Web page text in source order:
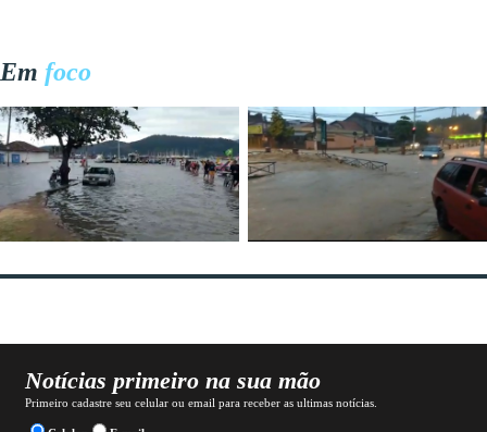
Em foco
Notícias primeiro na sua mão
Primeiro cadastre seu celular ou email para receber as ultimas notícias.